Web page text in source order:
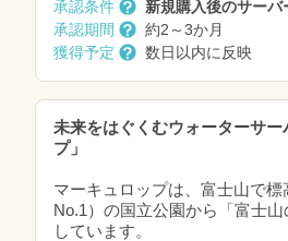
承認条件
新規購入後のサーバ
承認期間
約2～3か月
獲得予定
数日以内に反映
未来をはぐくむウォーターサー
プ」
マーキュロップは、富士山で標
No.1）の国立公園から「富士
しています。